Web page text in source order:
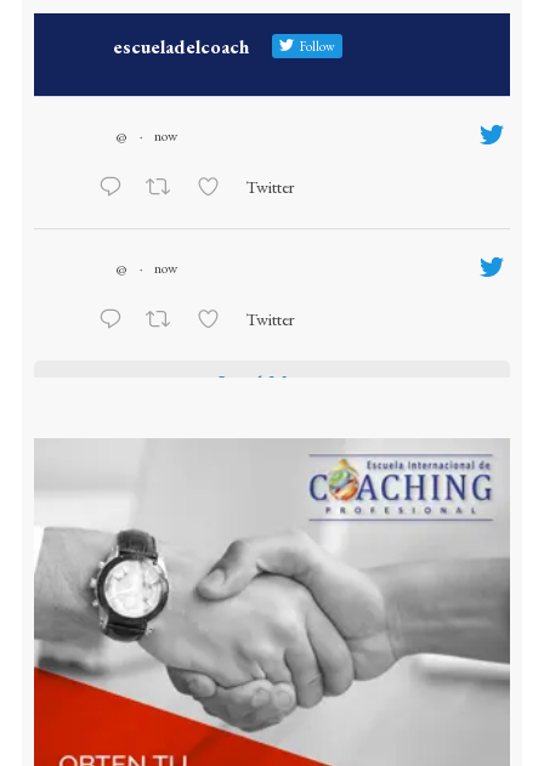
escueladelcoach Follow
@ · now
Twitter
@ · now
Twitter
Load More...